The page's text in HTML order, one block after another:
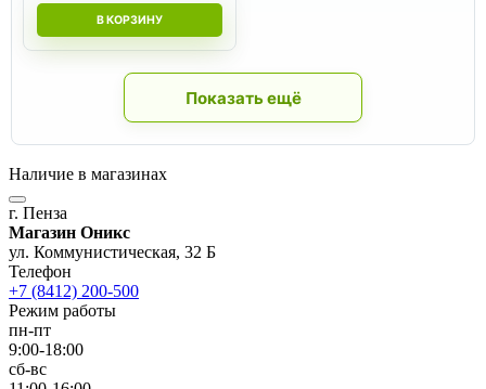
В КОРЗИНУ
Показать ещё
Наличие в магазинах
г. Пенза
Магазин Оникс
ул. Коммунистическая, 32 Б
Телефон
+7 (8412) 200-500
Режим работы
пн-пт
9:00-18:00
сб-вс